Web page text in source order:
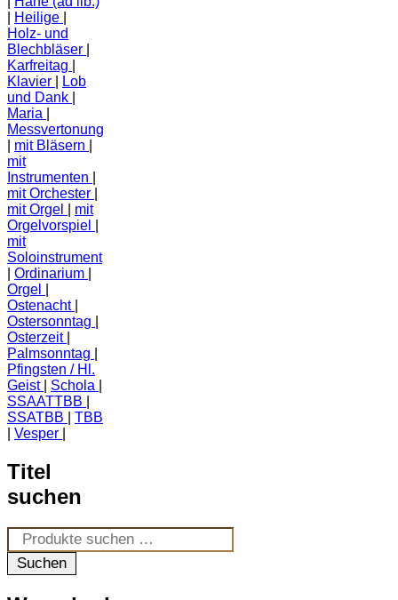
Heilige
Holz- und
Blechbläser
Karfreitag
Klavier
Lob
und Dank
Maria
Messvertonung
mit Bläsern
mit
Instrumenten
mit Orchester
mit Orgel
mit
Orgelvorspiel
mit
Soloinstrument
Ordinarium
Orgel
Ostenacht
Ostersonntag
Osterzeit
Palmsonntag
Pfingsten / Hl.
Geist
Schola
SSAATTBB
SSATBB
TBB
Vesper
Titel
suchen
Suchen
nach:
Suchen